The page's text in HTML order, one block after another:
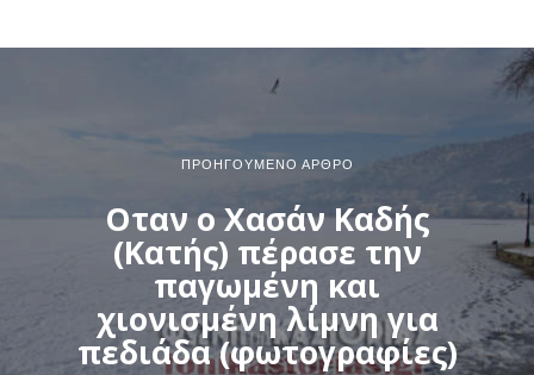
ΠΡΟΗΓΟΎΜΕΝΟ ΆΡΘΡΟ
Οταν ο Χασάν Καδής
(Κατής) πέρασε την
παγωμένη και
χιονισμένη λίμνη για
πεδιάδα (φωτογραφίες)